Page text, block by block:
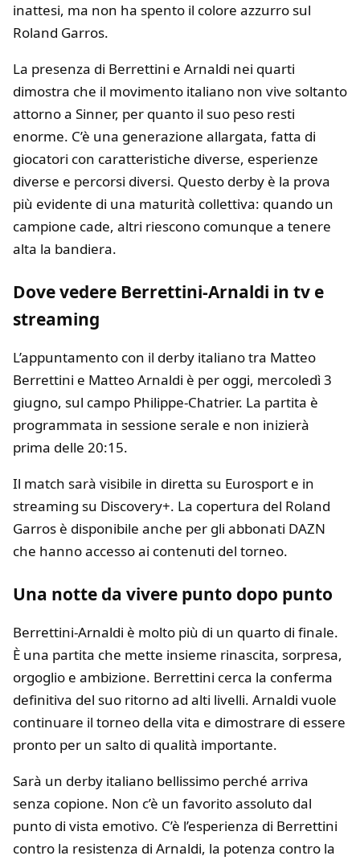
inattesi, ma non ha spento il colore azzurro sul
Roland Garros.
La presenza di Berrettini e Arnaldi nei quarti
dimostra che il movimento italiano non vive soltanto
attorno a Sinner, per quanto il suo peso resti
enorme. C’è una generazione allargata, fatta di
giocatori con caratteristiche diverse, esperienze
diverse e percorsi diversi. Questo derby è la prova
più evidente di una maturità collettiva: quando un
campione cade, altri riescono comunque a tenere
alta la bandiera.
Dove vedere Berrettini-Arnaldi in tv e
streaming
L’appuntamento con il derby italiano tra Matteo
Berrettini e Matteo Arnaldi è per oggi, mercoledì 3
giugno, sul campo Philippe-Chatrier. La partita è
programmata in sessione serale e non inizierà
prima delle 20:15.
Il match sarà visibile in diretta su Eurosport e in
streaming su Discovery+. La copertura del Roland
Garros è disponibile anche per gli abbonati DAZN
che hanno accesso ai contenuti del torneo.
Una notte da vivere punto dopo punto
Berrettini-Arnaldi è molto più di un quarto di finale.
È una partita che mette insieme rinascita, sorpresa,
orgoglio e ambizione. Berrettini cerca la conferma
definitiva del suo ritorno ad alti livelli. Arnaldi vuole
continuare il torneo della vita e dimostrare di essere
pronto per un salto di qualità importante.
Sarà un derby italiano bellissimo perché arriva
senza copione. Non c’è un favorito assoluto dal
punto di vista emotivo. C’è l’esperienza di Berrettini
contro la resistenza di Arnaldi, la potenza contro la